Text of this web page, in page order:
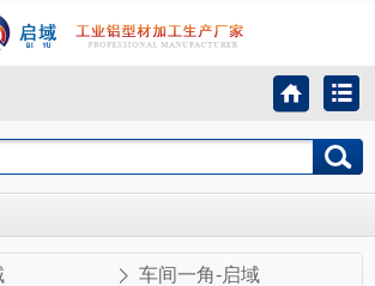
车间一角-启域